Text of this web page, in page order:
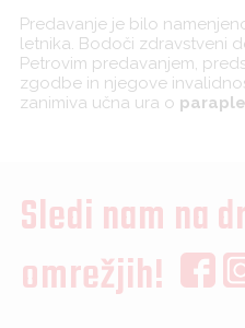
Predavanje je bilo
letnika. Bodoči zdravstveni
Petrovim predavanjem,
zgodbe in njegove
zanimiva učna ura o
Sledi nam na
omrežjih!